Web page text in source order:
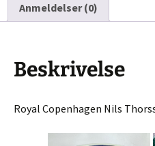
Anmeldelser (0)
Beskrivelse
Royal Copenhagen Nils